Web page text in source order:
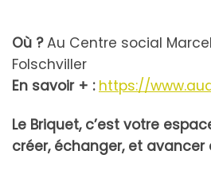
Où ?Au Centre social
Folschviller
En savoir + : https://
Le Briquet, c’est votre
créer, échanger, et avancer